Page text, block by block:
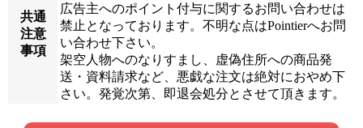
共通
注意
事項
広告主へのポイント付与に関するお問い合わせは
禁止となっております。不明な点はPointierへお問
い合わせ下さい。
架空人物へのなりすまし、虚偽住所への商品発
送・資料請求など、悪戯な注文は絶対におやめ下
さい。発覚次第、即退会処分とさせて頂きます。